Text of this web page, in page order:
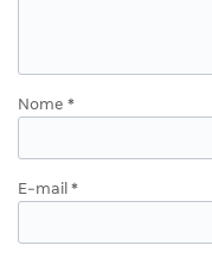
Nome *
E-mail *